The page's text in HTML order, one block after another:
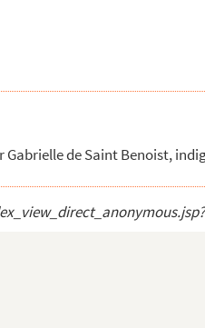
Gabrielle de Saint Benoist,